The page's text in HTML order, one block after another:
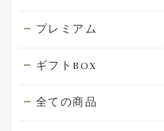
プレミアム
ギフトBOX
全ての商品